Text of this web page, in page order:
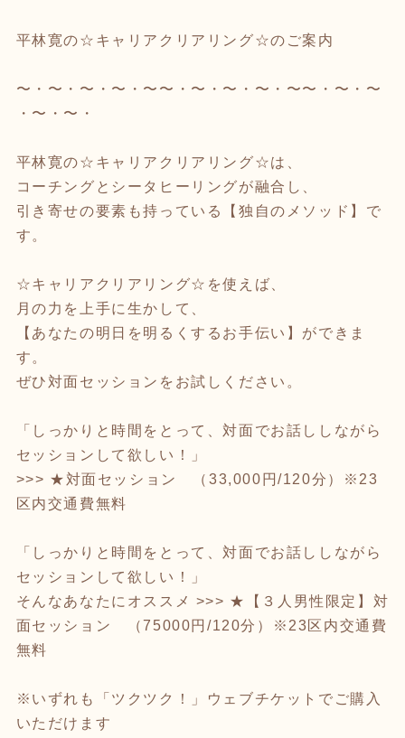
平林寛の☆キャリアクリアリング☆のご案内
〜・〜・〜・〜・〜〜・〜・〜・〜・〜〜・〜・〜
・〜・〜・
平林寛の☆キャリアクリアリング☆は、
コーチングとシータヒーリングが融合し、
引き寄せの要素も持っている【独自のメソッド】で
す。
☆キャリアクリアリング☆を使えば、
月の力を上手に生かして、
【あなたの明日を明るくするお手伝い】ができま
す。
ぜひ対面セッションをお試しください。
「しっかりと時間をとって、対面でお話ししながら
セッションして欲しい！」
>>> ★対面セッション （33,000円/120分）※23
区内交通費無料
「しっかりと時間をとって、対面でお話ししながら
セッションして欲しい！」
そんなあなたにオススメ >>> ★【３人男性限定】対
面セッション （75000円/120分）※23区内交通費
無料
※いずれも「ツクツク！」ウェブチケットでご購入
いただけます